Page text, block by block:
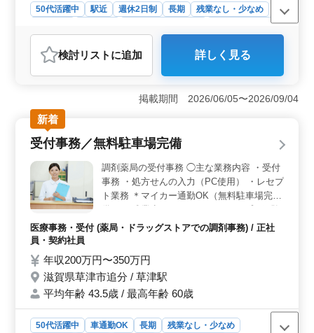
50代活躍中 駅近 週休2日制 長期
残業なし・少なめ
医療事務・受付
おすすめポイント
＜駅近×残業なしで快適勤務＞ 西九条駅から通いやすい
駅チカの職場で、完全週休2日制を採用しています。残業
なしの環境で、プライベートと仕事を両立しながら無理
なく続けられる点が魅力です。 ＜介護事務経験を活
かせる＞ 介護保険請求事務や利用者請求、書類整理、
電話対応などを担当します。これまでのレセプト経験や
事務スキルを活かし、即戦力として活躍できます。
ど待遇が整っており、通勤負担を抑えられる環境です。
経験を活かしながら安心して長く働ける環境です。
検討リスト に追加 詳しく見る
掲載期間 2026/06/05〜2026/09/04
新着
受付事務／無料駐車場完備
調剤薬局の受付事務 ◯主な業務内容 ・受付
事務 ・処方せんの入力（PC使用） ・レセプ
ト業務 ＊マイカー通勤OK（無料駐車場完
を活かせます。 診療報酬請求に長けた方を
医療事務・受付 (薬局・ドラッグストアでの調剤事務) / 正社
員・契約社員
年収200万円〜350万円
滋賀県草津市追分 / 草津駅
平均年齢 43.5歳 / 最高年齢 60歳
50代活躍中 車通勤OK 長期
残業なし・少なめ